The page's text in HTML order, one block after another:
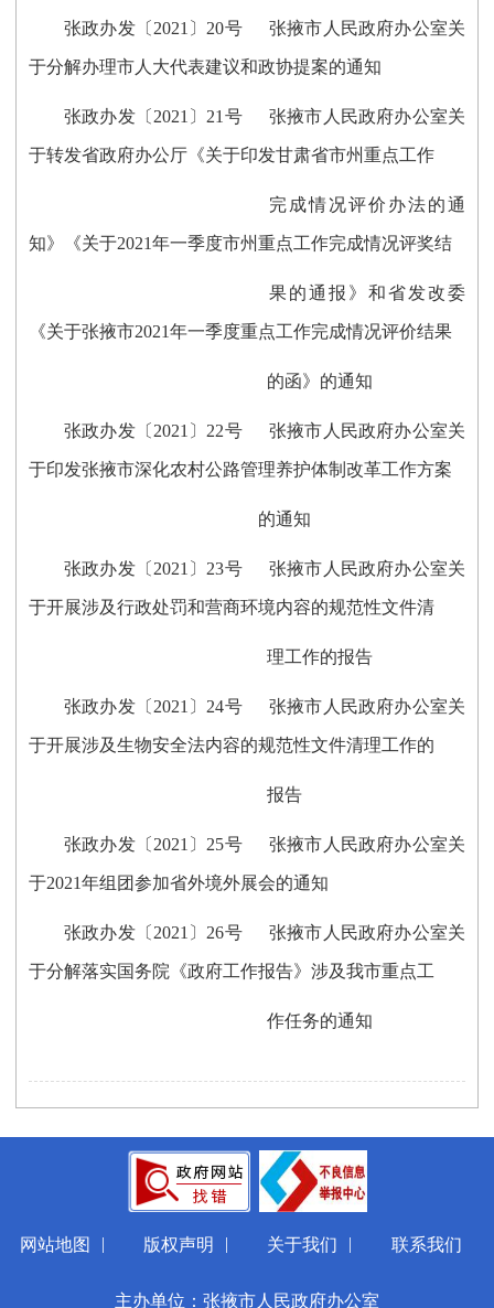
张政办发〔2021〕20号 张掖市人民政府办公室关
于分解办理市人大代表建议和政协提案的通知
张政办发〔2021〕21号 张掖市人民政府办公室关
于转发省政府办公厅《关于印发甘肃省市州重点工作
完成情况评价办法的通
知》《关于2021年一季度市州重点工作完成情况评奖结
果的通报》和省发改委
《关于张掖市2021年一季度重点工作完成情况评价结果
的函》的通知
张政办发〔2021〕22号 张掖市人民政府办公室关
于印发张掖市深化农村公路管理养护体制改革工作方案
的通知
张政办发〔2021〕23号 张掖市人民政府办公室关
于开展涉及行政处罚和营商环境内容的规范性文件清
理工作的报告
张政办发〔2021〕24号 张掖市人民政府办公室关
于开展涉及生物安全法内容的规范性文件清理工作的
报告
张政办发〔2021〕25号 张掖市人民政府办公室关
于2021年组团参加省外境外展会的通知
张政办发〔2021〕26号 张掖市人民政府办公室关
于分解落实国务院《政府工作报告》涉及我市重点工
作任务的通知
网站地图 | 版权声明 | 关于我们 | 联系我们
主办单位：张掖市人民政府办公室